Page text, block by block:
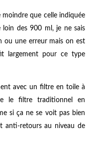
que celle indiquée
des 900 ml, je ne sais
ou une erreur mais on est
largement pour ce type
avec un filtre en toile à
le filtre traditionnel en
si ça ne se voit pas bien
anti-retours au niveau de